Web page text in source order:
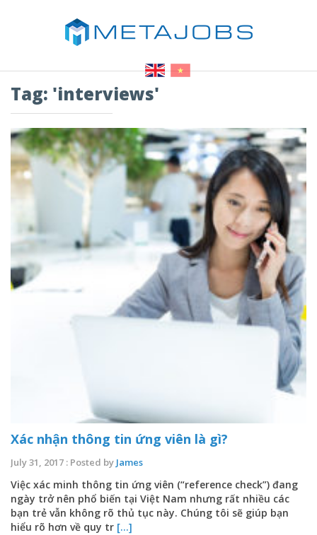
Tag: 'interviews'
Xác nhận thông tin ứng viên là gì?
July 31, 2017 : Posted by James
Việc xác minh thông tin ứng viên (“reference check”) đang
ngày trở nên phổ biến tại Việt Nam nhưng rất nhiều các
bạn trẻ vẫn không rõ thủ tục này. Chúng tôi sẽ giúp bạn
hiểu rõ hơn về quy tr [...]